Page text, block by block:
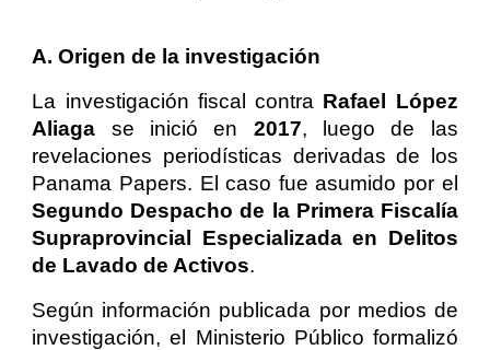
A. Origen de la investigación
La investigación fiscal contra Rafael López
Aliaga se inició en 2017, luego de las
revelaciones periodísticas derivadas de los
Panama Papers. El caso fue asumido por el
Segundo Despacho de la Primera Fiscalía
Supraprovincial Especializada en Delitos
de Lavado de Activos.
Según información publicada por medios de
investigación, el Ministerio Público formalizó